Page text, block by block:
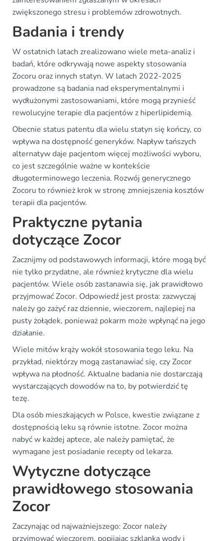
zwiększonego stresu i problemów zdrowotnych.
Badania i trendy
W ostatnich latach zrealizowano wiele meta-analiz i
badań, które odkrywają nowe aspekty stosowania
Zocoru oraz innych statyn. W latach 2022-2025
prowadzone są badania nad eksperymentalnymi i
wydłużonymi zastosowaniami, które mogą przynieść
rewolucyjne terapie dla pacjentów z hiperlipidemią.
Obecnie status patentu dla wielu statyn się kończy, co
wpływa na dostępność generyków. Napływ tańszych
alternatyw daje pacjentom więcej możliwości wyboru,
co jest szczególnie ważne w kontekście
długoterminowego leczenia. Rozwój generycznego
Zocoru to również krok w stronę zmniejszenia kosztów
terapii dla pacjentów.
Praktyczne pytania
dotyczące Zocor
Zacznijmy od podstawowych informacji, które mogą być
nie tylko przydatne, ale również krytyczne dla wielu
pacjentów. Wiele osób zastanawia się, jak prawidłowo
przyjmować Zocor. Odpowiedź jest prosta: zazwyczaj
należy go zażyć raz dziennie, wieczorem, najlepiej na
pusty żołądek, ponieważ pokarm może wpłynąć na jego
działanie.
Wiele mitów krąży wokół stosowania tego leku. Na
przykład, niektórzy mogą zastanawiać się, czy Zocor
wpływa na płodność. Aktualne badania nie dostarczają
wystarczających dowodów na to, by potwierdzić tę
tezę.
Dla osób mieszkających w Polsce, kwestie związane z
dostępnością leku są równie istotne. Zocor można
nabyć w każdej aptece, ale należy pamiętać, że
wymagane jest posiadanie recepty od lekarza.
Wytyczne dotyczące
prawidłowego stosowania
Zocor
Zaczynając od najważniejszego: Zocor należy
przyjmować wieczorem, popijając szklanką wody i